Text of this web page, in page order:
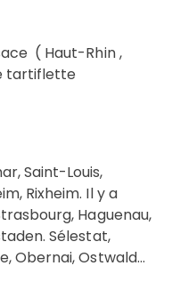
( Haut-Rhin ,
tartiflette
Saint-Louis,
Rixheim. Il y a
Haguenau,
Sélestat,
Obernai, Ostwald…